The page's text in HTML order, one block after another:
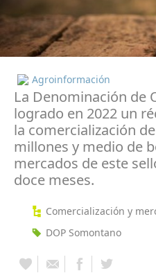
Agroinformación
La Denominación de
logrado en 2022 un
la comercialización
millones y medio de
mercados de este
doce meses.
Comercialización y
DOP Somontano